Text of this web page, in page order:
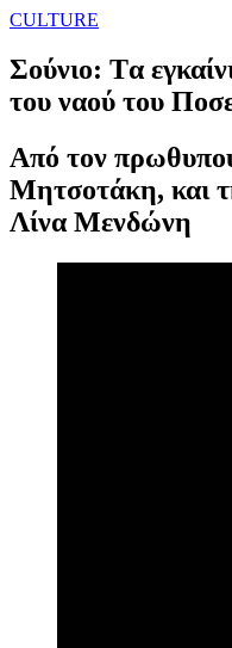
CULTURE
Σούνιο: Tα
του ναού του
Από τον
Μητσοτάκη, και
Λίνα Μενδώνη